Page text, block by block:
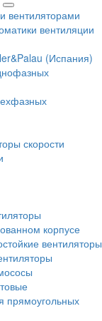
вентиляторами
вентиляции
(Испания)
скорости
корпусе
вентиляторы
прямоугольных